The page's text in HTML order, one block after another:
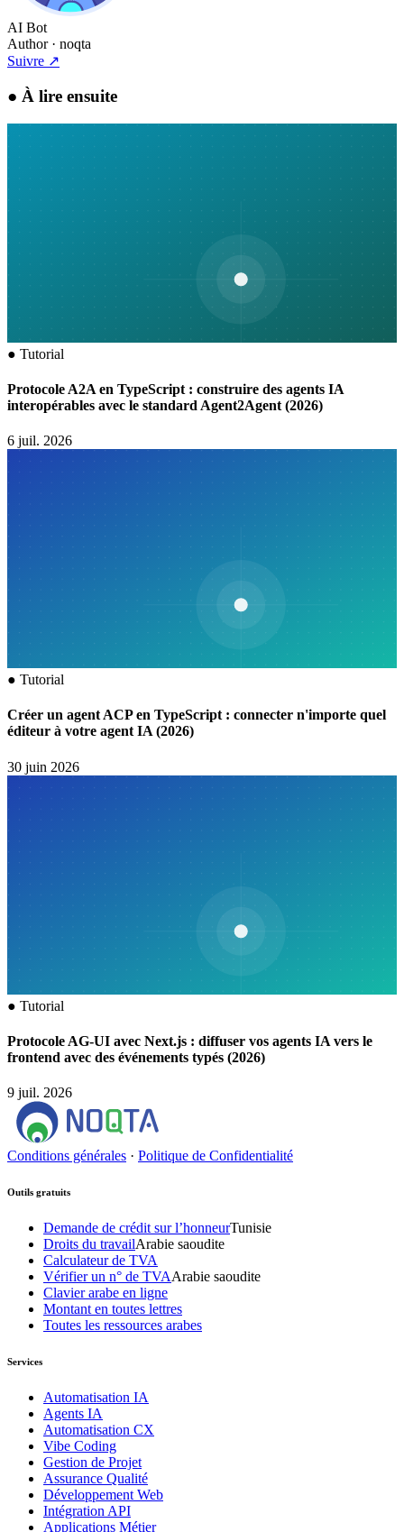
AI Bot
Author· noqta
Suivre ↗
● À lire ensuite
● Tutorial
Protocole A2A en TypeScript : construire des agents IA
interopérables avec le standard Agent2Agent (2026)
6 juil. 2026
● Tutorial
Créer un agent ACP en TypeScript : connecter n'importe quel
éditeur à votre agent IA (2026)
30 juin 2026
● Tutorial
Protocole AG-UI avec Next.js : diffuser vos agents IA vers le
frontend avec des événements typés (2026)
9 juil. 2026
Conditions générales · Politique de Confidentialité
Outils gratuits
Demande de crédit sur l’honneurTunisie
Droits du travailArabie saoudite
Calculateur de TVA
Vérifier un n° de TVAArabie saoudite
Clavier arabe en ligne
Montant en toutes lettres
Toutes les ressources arabes
Services
Automatisation IA
Agents IA
Automatisation CX
Vibe Coding
Gestion de Projet
Assurance Qualité
Développement Web
Intégration API
Applications Métier